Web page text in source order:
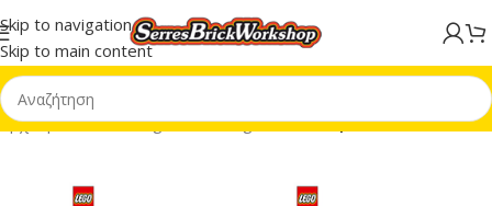
Skip to navigation
Skip to main content
Αρχική σελίδα/Minifigures/Minifigures MF/Super Heroes MF